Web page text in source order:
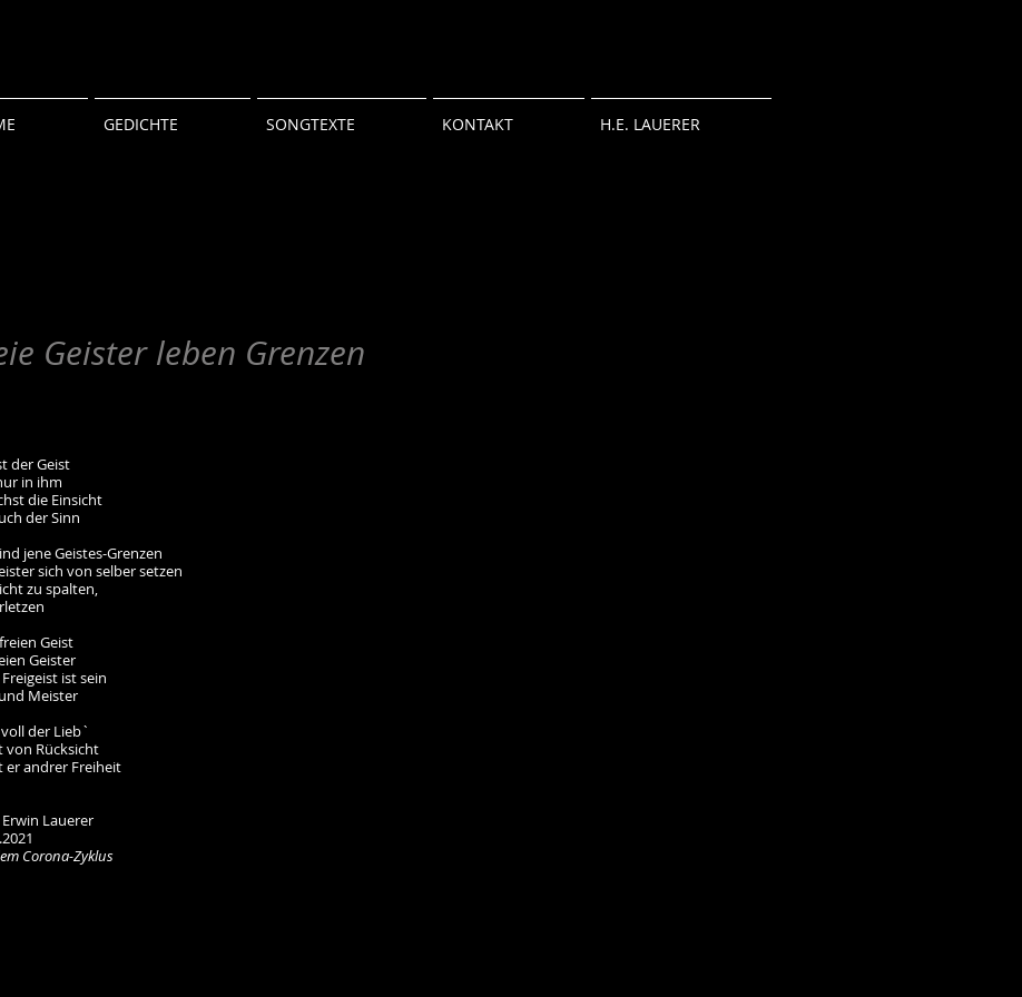
GEDICHTE SONGTEXTE KONTAKT H.E. LAUERER
Geister leben Grenzen
der Geist
in ihm
die Einsicht
der Sinn
jene Geistes-Grenzen
sich von selber setzen
zu spalten,
Geist
Geister
ist sein
Meister
der Lieb`
von Rücksicht
er andrer Freiheit
Lauerer
Corona-Zyklus